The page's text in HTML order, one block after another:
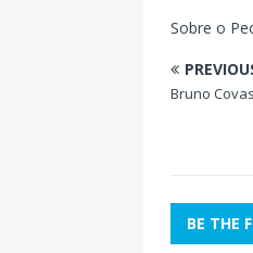
Sobre o
Bruno
BE THE